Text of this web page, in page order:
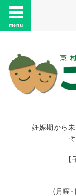
menu
妊娠期から
(月曜･